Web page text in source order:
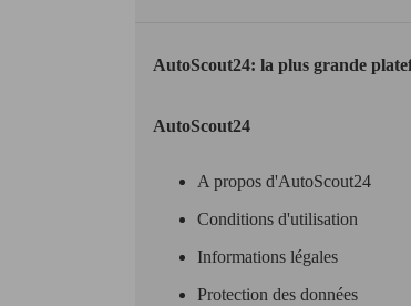
AutoScout24: la plus grande
AutoScout24
A propos d'AutoScout24
Conditions d'utilisation
Informations légales
Protection des données